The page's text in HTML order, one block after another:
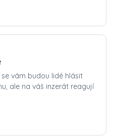
vám budou lidé hlásit
ale na váš inzerát reagují